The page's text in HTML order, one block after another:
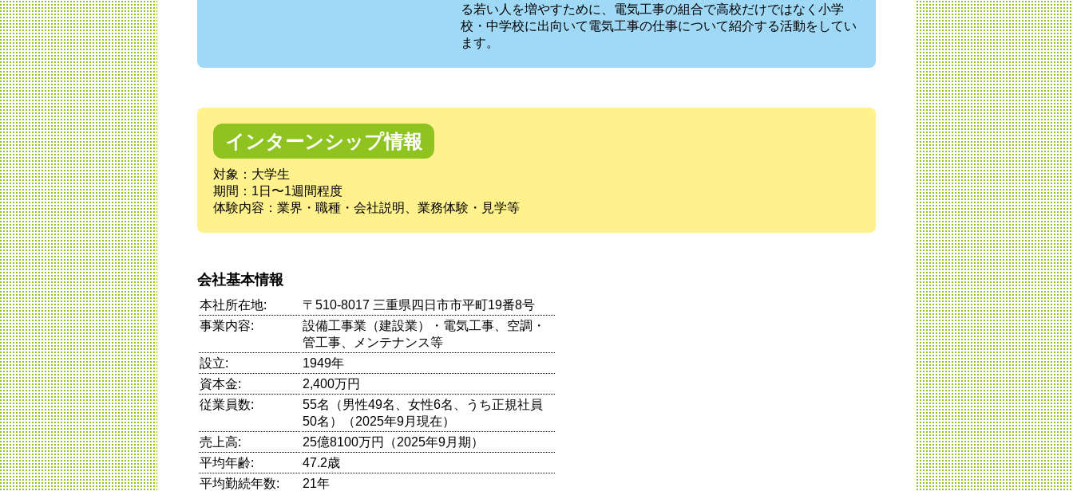
る若い人を増やすために、電気工事の組合で高校だけではなく小学
校・中学校に出向いて電気工事の仕事について紹介する活動をしてい
ます。
インターンシップ情報
対象：大学生
期間：1日〜1週間程度
体験内容：業界・職種・会社説明、業務体験・見学等
会社基本情報
本社所在地:
〒510-8017 三重県四日市市平町19番8号
事業内容:
設備工事業（建設業）・電気工事、空調・
管工事、メンテナンス等
設立:
1949年
資本金:
2,400万円
従業員数:
55名（男性49名、女性6名、うち正規社員
50名）（2025年9月現在）
売上高:
25億8100万円（2025年9月期）
平均年齢:
47.2歳
平均勤続年数:
21年